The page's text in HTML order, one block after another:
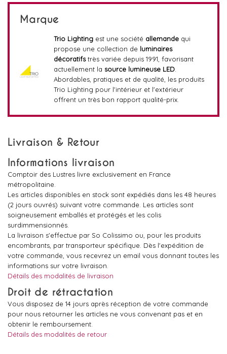
Marque
Trio Lighting est une société allemandequi
propose une collection de luminaires
décoratifstrès variée depuis 1991, favorisant
actuellement la source lumineuse LED.
Abordables, pratiques et de qualité, les produits
Trio Lighting pour l'intérieur et l'extérieur
offrent un très bon rapport qualité-prix.
Livraison & Retour
Informations livraison
Comptoir des Lustres livre exclusivement en France
métropolitaine.
Les articles disponibles en stock sont expédiés dans les 48 heures
(2 jours ouvrés) suivant votre commande. Les articles sont
soigneusement emballés et protégés et les colis
surdimmensionnés.
La livraison s'effectue par So Colissimo ou, pour les produits
encombrants, par transporteur spécifique. Dès l'expédition de
votre commande, vous recevrez un email vous donnant toutes les
informations sur votre livraison.
Détails des modalités de livraison
Droit de rétractation
Vous disposez de 14 jours après réception de votre commande
pour nous retourner les articles ne vous convenant pas et en
obtenir le remboursement.
Détails des modalités de retour